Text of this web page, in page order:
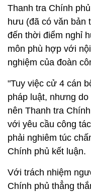
Thanh tra Chính
hưu (đã có văn bản
đến thời điểm nghỉ
môn phù hợp với
nghiệm của đoàn
"Tuy việc cử 4 cán
pháp luật, nhưng
nên Thanh tra
với yêu cầu công
phải nghiêm túc
Chính phủ kết luận.
Với trách nhiệm
Chính phủ thẳng